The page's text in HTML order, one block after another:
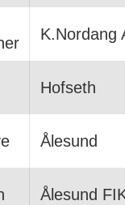
K.Nordang
Hofseth
Ålesund
Ålesund